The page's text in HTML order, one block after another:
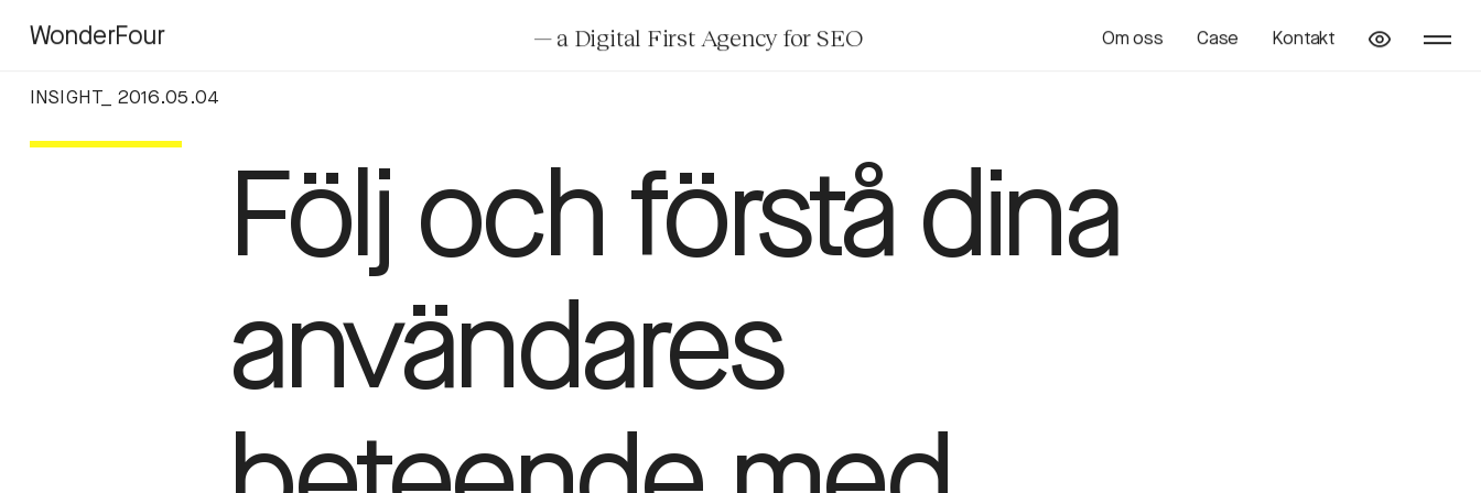
WonderFour — a Digital First Agency for SEO Om oss Case Kontakt
INSIGHT_ 2016.05.04
Följ och förstå dina
användares